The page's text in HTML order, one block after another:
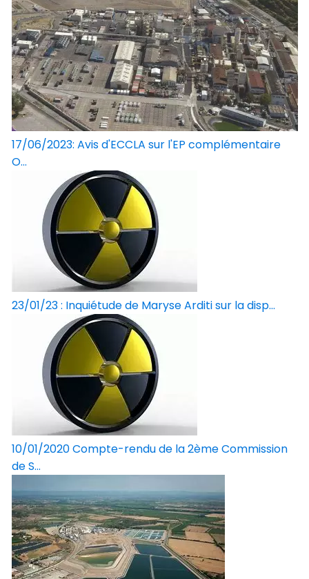
17/06/2023: Avis d'ECCLA sur l'EP complémentaire
O...
23/01/23 : Inquiétude de Maryse Arditi sur la disp...
10/01/2020 Compte-rendu de la 2ème Commission
de S...